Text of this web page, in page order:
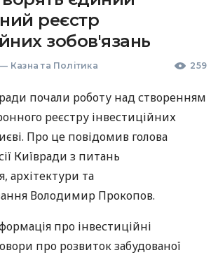
реєстр
зобов'язань
— Казна та Політика 259
почали роботу над створенням
реєстру інвестиційних
Про це повідомив голова
Київради з питань
архітектури та
Володимир Прокопов.
про інвестиційні
про розвиток забудованої